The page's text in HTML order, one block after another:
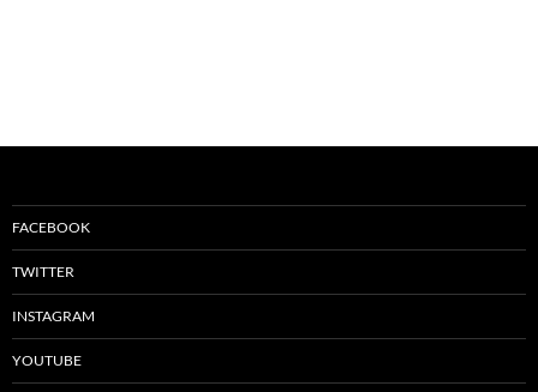
FACEBOOK
TWITTER
INSTAGRAM
YOUTUBE